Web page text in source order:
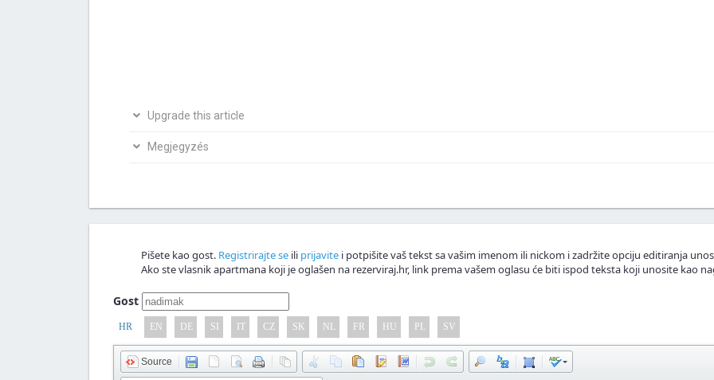
Upgrade this article
Bio si na ovom mjestu? Podijeli s nama svoja iskustva ili fotografije.
Megjegyzés
Pišete kao gost. Registrirajte se ili prijavite i potpišite vaš tekst sa vašim imenom ili nickom i zadržite opciju editiranja
Ako ste vlasnik apartmana koji je oglašen na rezerviraj.hr, link prema vašem oglasu će biti ispod teksta koji unosite kao
Gost
HR EN DE SI IT CZ SK NL FR HU PL SV
Source